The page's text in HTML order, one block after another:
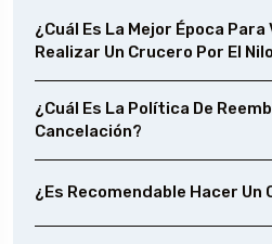
¿Cuál Es La Mejor Época
Realizar Un Crucero Por El
¿Cuál Es La Política De
Cancelación?
¿Es Recomendable Hacer Un